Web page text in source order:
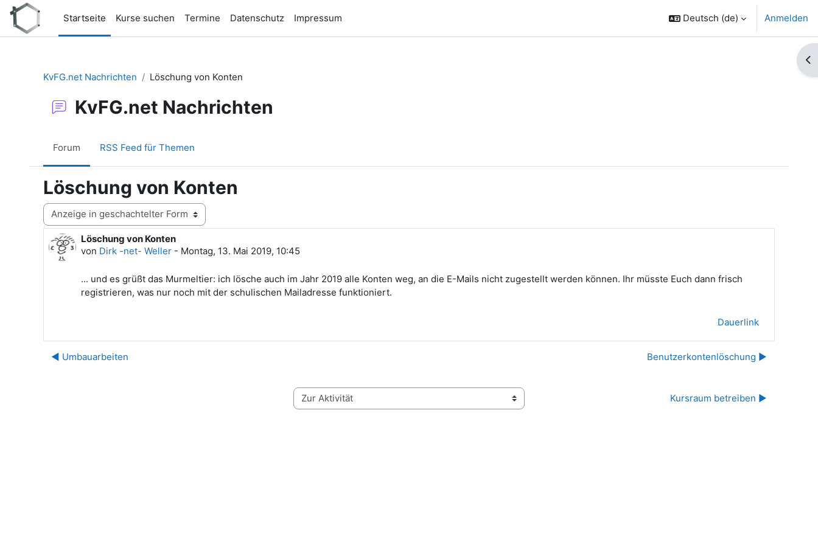
Zum Hauptinhalt
Startseite
Kurse suchen Termine Datenschutz Impressum Deutsch ‎(de)‎ Anmelden
KvFG.net Nachrichten
Löschung von Konten
KvFG.net Nachrichten
Forum RSS Feed für Themen
Löschung von Konten
Anzeigemodus
Löschung von Konten
von Dirk -net- Weller - Montag, 13. Mai 2019, 10:45
Anzahl Antworten: 0
... und es grüßt das Murmeltier: ich lösche auch im Jahr 2019 alle Konten weg, an die E-Mails nicht zugestellt werden können. Ihr müsste Euch dann frisch
registrieren, was nur noch mit der schulischen Mailadresse funktioniert.
Dauerlink
◀︎ Umbauarbeiten Benutzerkontenlöschung ▶︎
Zur Aktivität Kursraum betreiben ▶︎